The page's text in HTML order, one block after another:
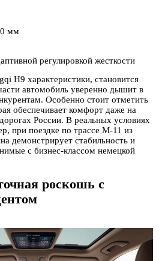
мм
регулировкой жесткости
H9 характеристики, становится
автомобиль уверенно дышит в
Особенно стоит отметить
обеспечивает комфорт даже на
России. В реальных условиях
при поездке по трассе М-11 из
демонстрирует стабильность и
с бизнес-классом немецкой
роскошь с